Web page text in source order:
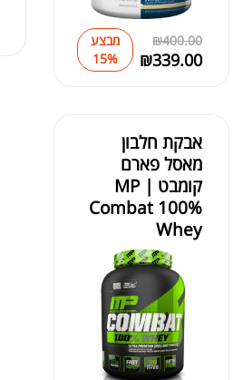
₪400.00
₪339.00
מבצע
15%
אבקת חלבון
מאסל פארם
קומבט | MP
Combat 100%
Whey